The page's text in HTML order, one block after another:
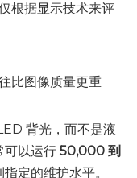
根据显示技术来评
比图像质量更重
背光，而不是液
可以运行 50,000 到
定的维护水平。